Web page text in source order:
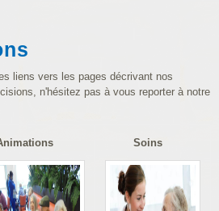
liens vers les pages décrivant nos
n'hésitez pas à vous reporter à notre
Soins